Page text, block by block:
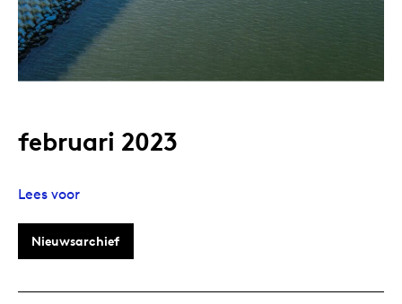
februari 2023
Lees voor
Nieuwsarchief